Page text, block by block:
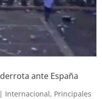
ante España
| Internacional, Principales